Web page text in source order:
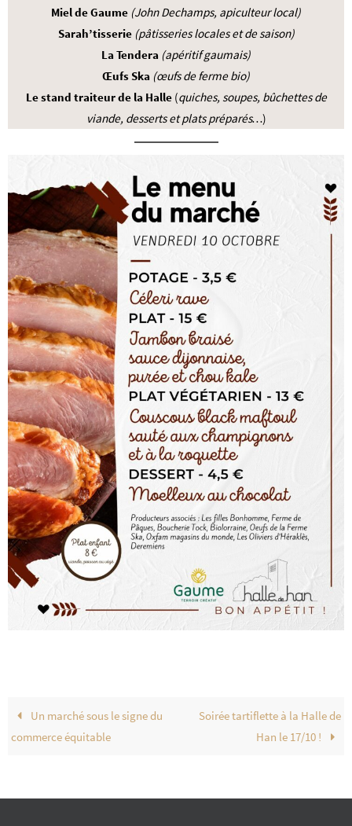
Miel de Gaume (John Dechamps, apiculteur local)
Sarah’tisserie (pâtisseries locales et de saison)
La Tendera (apéritif gaumais)
Œufs Ska (œufs de ferme bio)
Le stand traiteur de la Halle(quiches, soupes, bûchettes de
viande, desserts et plats préparés…)
Un marché sous le signe du
commerce équitable
Soirée tartiflette à la Halle de
Han le 17/10 !